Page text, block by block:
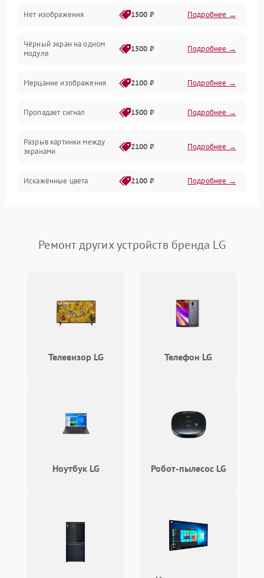
Электропитание
Аппаратная
Механические повреждения
Нет изображения 1500 ₽ Подробнее →
Чёрный экран на одном
модуле
1500 ₽ Подробнее →
Мерцание изображения 2100 ₽ Подробнее →
Пропадает сигнал 1500 ₽ Подробнее →
Разрыв картинки между
экранами
2100 ₽ Подробнее →
Искажённые цвета 2100 ₽ Подробнее →
Артефакты изображения 2100 ₽ Подробнее →
Ремонт других устройств бренда LG
Телевизор LG Телефон LG
Ноутбук LG Робот-пылесос LG